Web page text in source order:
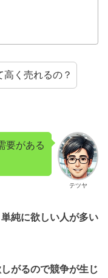
く売れるの？
テツヤ
要がある
純に欲しい人が多い
がるので競争が生じ